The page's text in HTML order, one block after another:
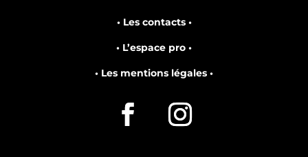
• Les contacts •
• L’espace pro •
• Les mentions légales •